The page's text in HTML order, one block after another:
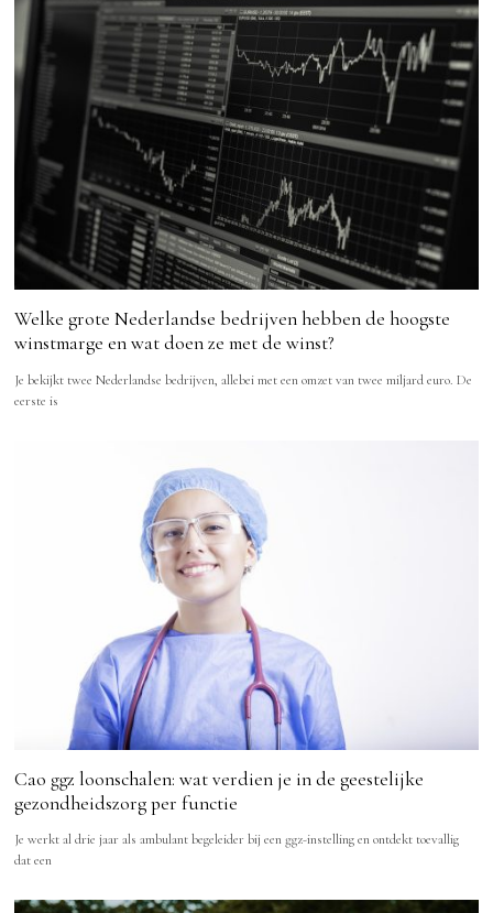
Welke grote Nederlandse bedrijven hebben de hoogste
winstmarge en wat doen ze met de winst?
Je bekijkt twee Nederlandse bedrijven, allebei met een omzet van twee miljard euro. De
eerste is
Cao ggz loonschalen: wat verdien je in de geestelijke
gezondheidszorg per functie
Je werkt al drie jaar als ambulant begeleider bij een ggz-instelling en ontdekt toevallig
dat een